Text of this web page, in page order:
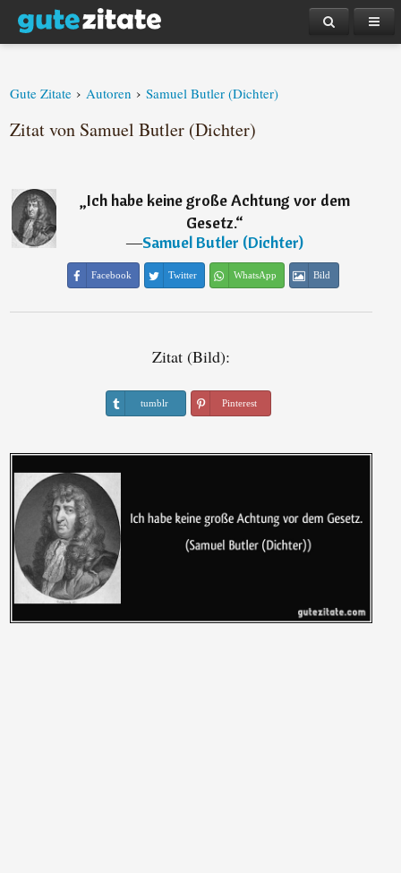
Gute Zitate › Autoren › Samuel Butler (Dichter)
Zitat von Samuel Butler (Dichter)
„Ich habe keine große Achtung vor dem
Gesetz.“
―Samuel Butler (Dichter)
Facebook Twitter WhatsApp Bild
Zitat (Bild):
tumblr Pinterest